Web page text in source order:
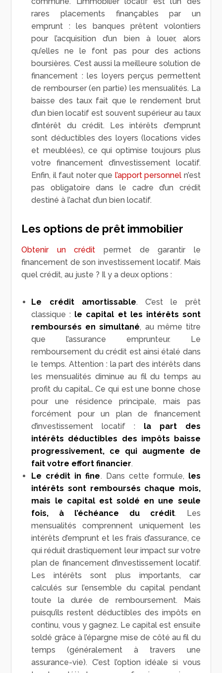
rares placements finançables par un
emprunt : les banques prêtent volontiers
pour l’acquisition d’un bien à louer, alors
qu’elles ne le font pas pour des actions
boursières. C’est aussi la meilleure solution de
financement : les loyers perçus permettent
de rembourser (en partie) les mensualités. La
baisse des taux fait que le rendement brut
d’un bien locatif est souvent supérieur au taux
d’intérêt du crédit. Les intérêts d’emprunt
sont déductibles des loyers (locations vides
et meublées), ce qui optimise toujours plus
votre financement d’investissement locatif.
Enfin, il faut noter que l’apport personnel n’est
pas obligatoire dans le cadre d’un crédit
destiné à l’achat d’un bien locatif.
Les options de prêt immobilier
Obtenir un crédit permet de garantir le
financement de son investissement locatif. Mais
quel crédit, au juste ? Il y a deux options :
Le crédit amortissable. C’est le prêt
classique : le capital et les intérêts sont
remboursés en simultané, au même titre
que l’assurance emprunteur. Le
remboursement du crédit est ainsi étalé dans
le temps. Attention : la part des intérêts dans
les mensualités diminue au fil du temps au
profit du capital… Ce qui est une bonne chose
pour une résidence principale, mais pas
forcément pour un plan de financement
d’investissement locatif : la part des
intérêts déductibles des impôts baisse
progressivement, ce qui augmente de
fait votre effort financier.
Le crédit in fine. Dans cette formule, les
intérêts sont remboursés chaque mois,
mais le capital est soldé en une seule
fois, à l’échéance du crédit. Les
mensualités comprennent uniquement les
intérêts d’emprunt et les frais d’assurance, ce
qui réduit drastiquement leur impact sur votre
plan de financement d’investissement locatif.
Les intérêts sont plus importants, car
calculés sur l’ensemble du capital pendant
toute la durée de remboursement. Mais
puisqu’ils restent déductibles des impôts en
continu, vous y gagnez. Le capital est ensuite
soldé grâce à l’épargne mise de côté au fil du
temps (généralement à travers une
assurance-vie). C’est l’option idéale si vous